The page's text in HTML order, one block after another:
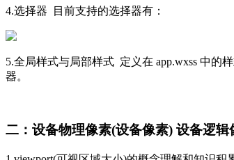
4.选择器 目前支持的选择器有：
5.全局样式与局部样式 定义在 app.wxss 中的
器。
二：设备物理像素(设备像素) 设备逻